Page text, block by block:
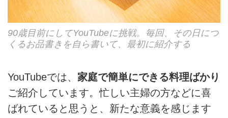
90歳目前にしてYouTubeに挑戦。毎回、その日につ
くるお品書きを自ら書いて、最初に紹介する
YouTubeでは、 家庭で簡単にできる料理ばかり
ご紹介しています。忙しい主婦の方などに喜
ばれていると思うと、新たな意義を感じます